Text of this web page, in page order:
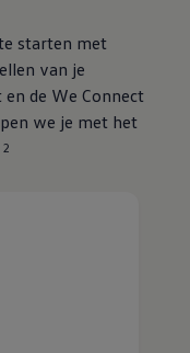
starten met
van je
de We Connect
we je met het
2